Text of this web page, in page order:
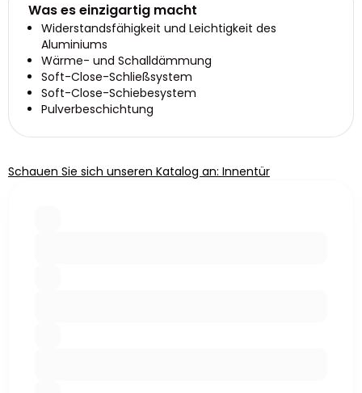
Was es einzigartig macht
Widerstandsfähigkeit und Leichtigkeit des
Aluminiums
Wärme- und Schalldämmung
Soft-Close-Schließsystem
Soft-Close-Schiebesystem
Pulverbeschichtung
Schauen Sie sich unseren Katalog an: Innentür